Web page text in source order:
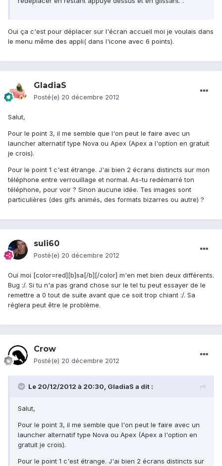
Oui ça c'est pour déplacer sur l'écran accueil moi je voulais dans
le menu même des appli( dans l'icone avec 6 points).
GladiaS
Posté(e) 20 décembre 2012
Salut,
Pour le point 3, il me semble que l'on peut le faire avec un
launcher alternatif type Nova ou Apex (Apex a l'option en gratuit
je crois).
Pour le point 1 c'est étrange. J'ai bien 2 écrans distincts sur mon
téléphone entre verrouillage et normal. As-tu redémarré ton
téléphone, pour voir ? Sinon aucune idée. Tes images sont
particulières (des gifs animés, des formats bizarres ou autre) ?
suli60
Posté(e) 20 décembre 2012
Oui moi [color=red][b]sa[/b][/color] m'en met bien deux différents.
Bug :/. Si tu n'a pas grand chose sur le tel tu peut essayer de le
remettre a 0 tout de suite avant que ce soit trop chiant :/. Sa
réglera peut être le problème.
Crow
Posté(e) 20 décembre 2012
Le 20/12/2012 à 20:30, GladiaS a dit :
Salut,
Pour le point 3, il me semble que l'on peut le faire avec un
launcher alternatif type Nova ou Apex (Apex a l'option en
gratuit je crois).
Pour le point 1 c'est étrange. J'ai bien 2 écrans distincts sur